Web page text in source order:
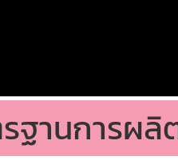
ฐานการผลิ